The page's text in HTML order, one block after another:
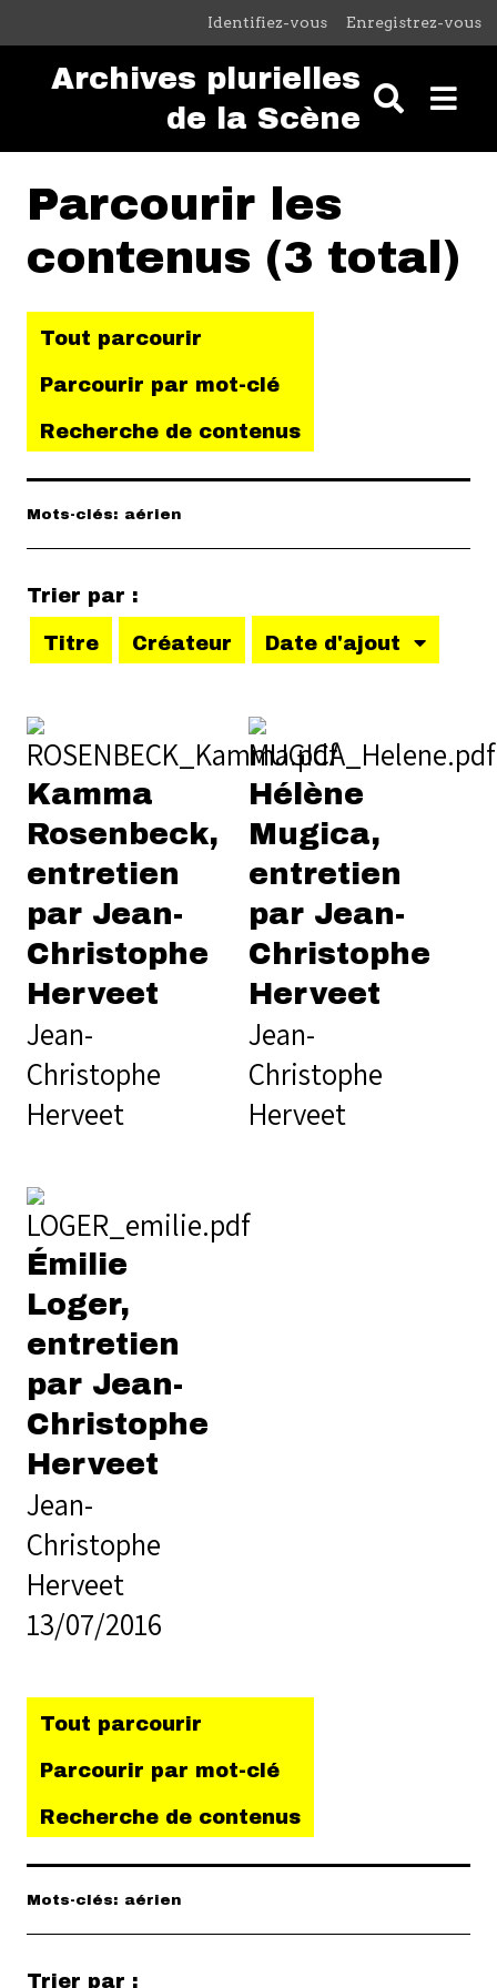
Passer au contenu principal
Identifiez-vous Enregistrez-vous
Archives plurielles
de la Scène
Parcourir les
contenus (3 total)
Tout parcourir
Parcourir par mot-clé
Recherche de contenus
Mots-clés: aérien
Trier par :
Titre Créateur Date d'ajout
Kamma
Rosenbeck,
entretien
par Jean-
Christophe
Herveet
Jean-
Christophe
Herveet
Hélène
Mugica,
entretien
par Jean-
Christophe
Herveet
Jean-
Christophe
Herveet
Émilie
Loger,
entretien
par Jean-
Christophe
Herveet
Jean-
Christophe
Herveet
13/07/2016
Tout parcourir
Parcourir par mot-clé
Recherche de contenus
Mots-clés: aérien
Trier par :